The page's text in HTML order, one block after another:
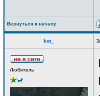
Вернуться к началу
kot_
Любитель